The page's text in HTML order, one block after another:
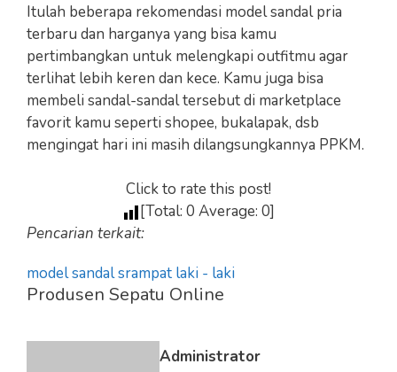
Itulah beberapa rekomendasi model sandal pria
terbaru dan harganya yang bisa kamu
pertimbangkan untuk melengkapi outfitmu agar
terlihat lebih keren dan kece. Kamu juga bisa
membeli sandal-sandal tersebut di marketplace
favorit kamu seperti shopee, bukalapak, dsb
mengingat hari ini masih dilangsungkannya PPKM.
Click to rate this post!
[Total: 0 Average: 0]
Pencarian terkait:
model sandal srampat laki - laki
Produsen Sepatu Online
Administrator